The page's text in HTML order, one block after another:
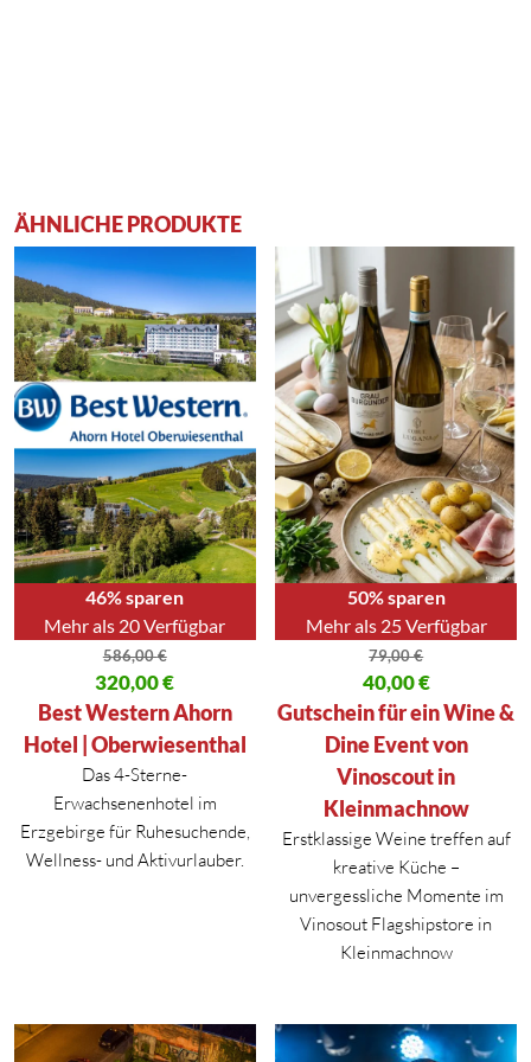
ÄHNLICHE PRODUKTE
46% sparen
Mehr als 20 Verfügbar
586,00€
Ursprünglicher Preis war: 586,00 €
320,00€
Aktueller Preis ist: 320,00 €.
Best Western Ahorn
Hotel | Oberwiesenthal
Das 4-Sterne-
Erwachsenenhotel im
Erzgebirge für Ruhesuchende,
Wellness- und Aktivurlauber.
50% sparen
Mehr als 25 Verfügbar
79,00€
Ursprünglicher Preis war:
40,00€
Aktueller Preis ist: 40,00 €.
Gutschein für ein Wine &
Dine Event von
Vinoscout in
Kleinmachnow
Erstklassige Weine treffen auf
kreative Küche –
unvergessliche Momente im
Vinosout Flagshipstore in
Kleinmachnow